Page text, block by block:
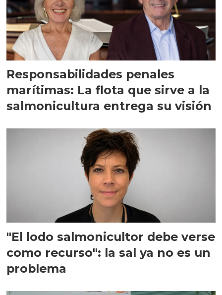
Responsabilidades penales
marítimas: La flota que sirve a la
salmonicultura entrega su visión
"El lodo salmonicultor debe verse
como recurso": la sal ya no es un
problema